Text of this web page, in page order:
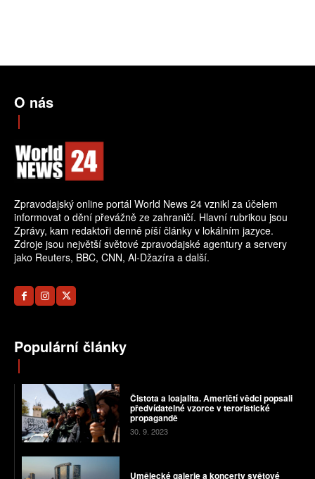
O nás
Zpravodajský online portál World News 24 vznikl za účelem
informovat o dění převážně ze zahraničí. Hlavní rubrikou jsou
Zprávy, kam redaktoři denně píší články v lokálním jazyce.
Zdroje jsou největší světové zpravodajské agentury a servery
jako Reuters, BBC, CNN, Al-Džazíra a další.
Populární články
Čistota a loajalita. Američtí vědci popsali
předvídatelné vzorce v teroristické
propagandě
30. 9. 2023
Umělecké galerie a koncerty světové